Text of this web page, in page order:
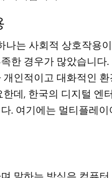
는 사회적 상호작용
한 경우가 많았습니다
인적이고 대화적인
데, 한국의 디지털 엔
. 여기에는 멀티플레